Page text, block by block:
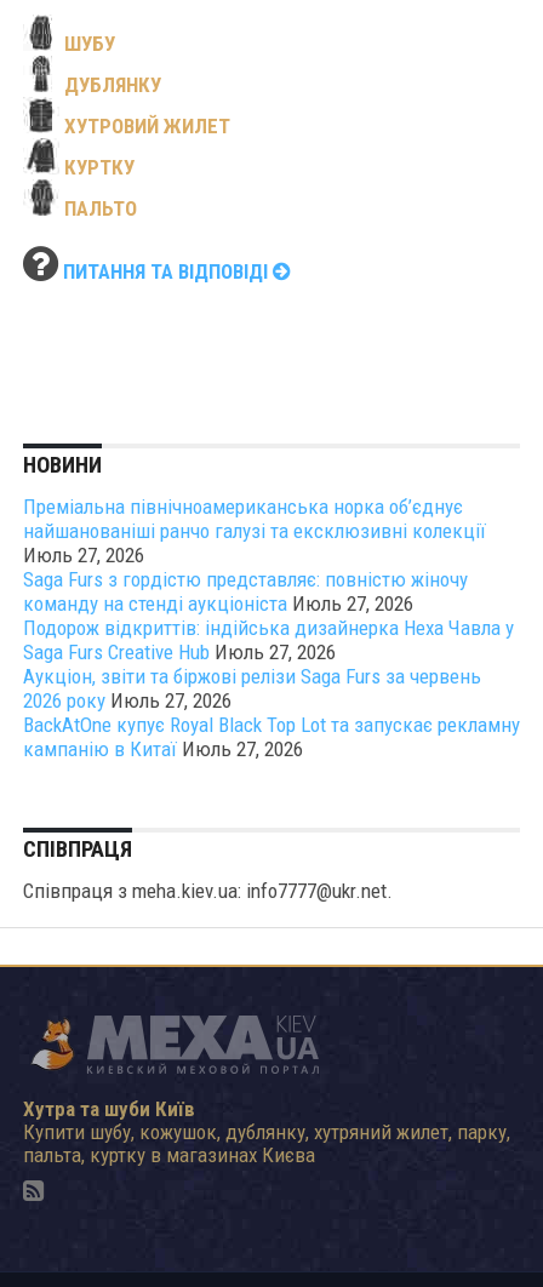
ШУБУ
ДУБЛЯНКУ
ХУТРОВИЙ ЖИЛЕТ
КУРТКУ
ПАЛЬТО
ПИТАННЯ ТА ВІДПОВІДІ
НОВИНИ
Преміальна північноамериканська норка об’єднує
найшанованіші ранчо галузі та ексклюзивні колекції
Июль 27, 2026
Saga Furs з гордістю представляє: повністю жіночу
команду на стенді аукціоніста Июль 27, 2026
Подорож відкриттів: індійська дизайнерка Неха Чавла у
Saga Furs Creative Hub Июль 27, 2026
Аукціон, звіти та біржові релізи Saga Furs за червень
2026 року Июль 27, 2026
BackAtOne купує Royal Black Top Lot та запускає рекламну
кампанію в Китаї Июль 27, 2026
СПІВПРАЦЯ
Співпраця з meha.kiev.ua: info7777@ukr.net.
Хутра та шуби Київ
Купити шубу, кожушок, дублянку, хутряний жилет, парку,
пальта, куртку в магазинах Києва